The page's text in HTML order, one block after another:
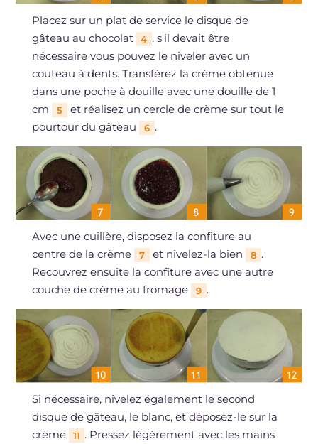
Placez sur un plat de service le disque de
gâteau au chocolat
4 , s'il devait être
nécessaire vous pouvez le niveler avec un
couteau à dents. Transférez la crème obtenue
dans une poche à douille avec une douille de 1
cm
5
et réalisez un cercle de crème sur tout le
pourtour du gâteau
6 .
Avec une cuillère, disposez la confiture au
centre de la crème
7 et nivelez-la bien 8 .
Recouvrez ensuite la confiture avec une autre
couche de crème au fromage
9 .
Si nécessaire, nivelez également le second
disque de gâteau, le blanc, et déposez-le sur la
crème
11 . Pressez légèrement avec les mains